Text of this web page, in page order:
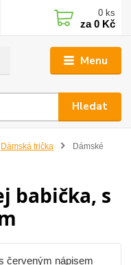
Menu
Hledat
0 ks
za0 Kč
Dámská trička
Dámské
babička, s